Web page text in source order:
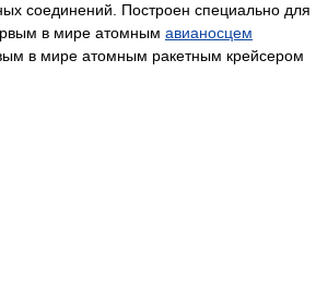
соединений. Построен специально для
в мире атомным авианосцем
в мире атомным ракетным крейсером